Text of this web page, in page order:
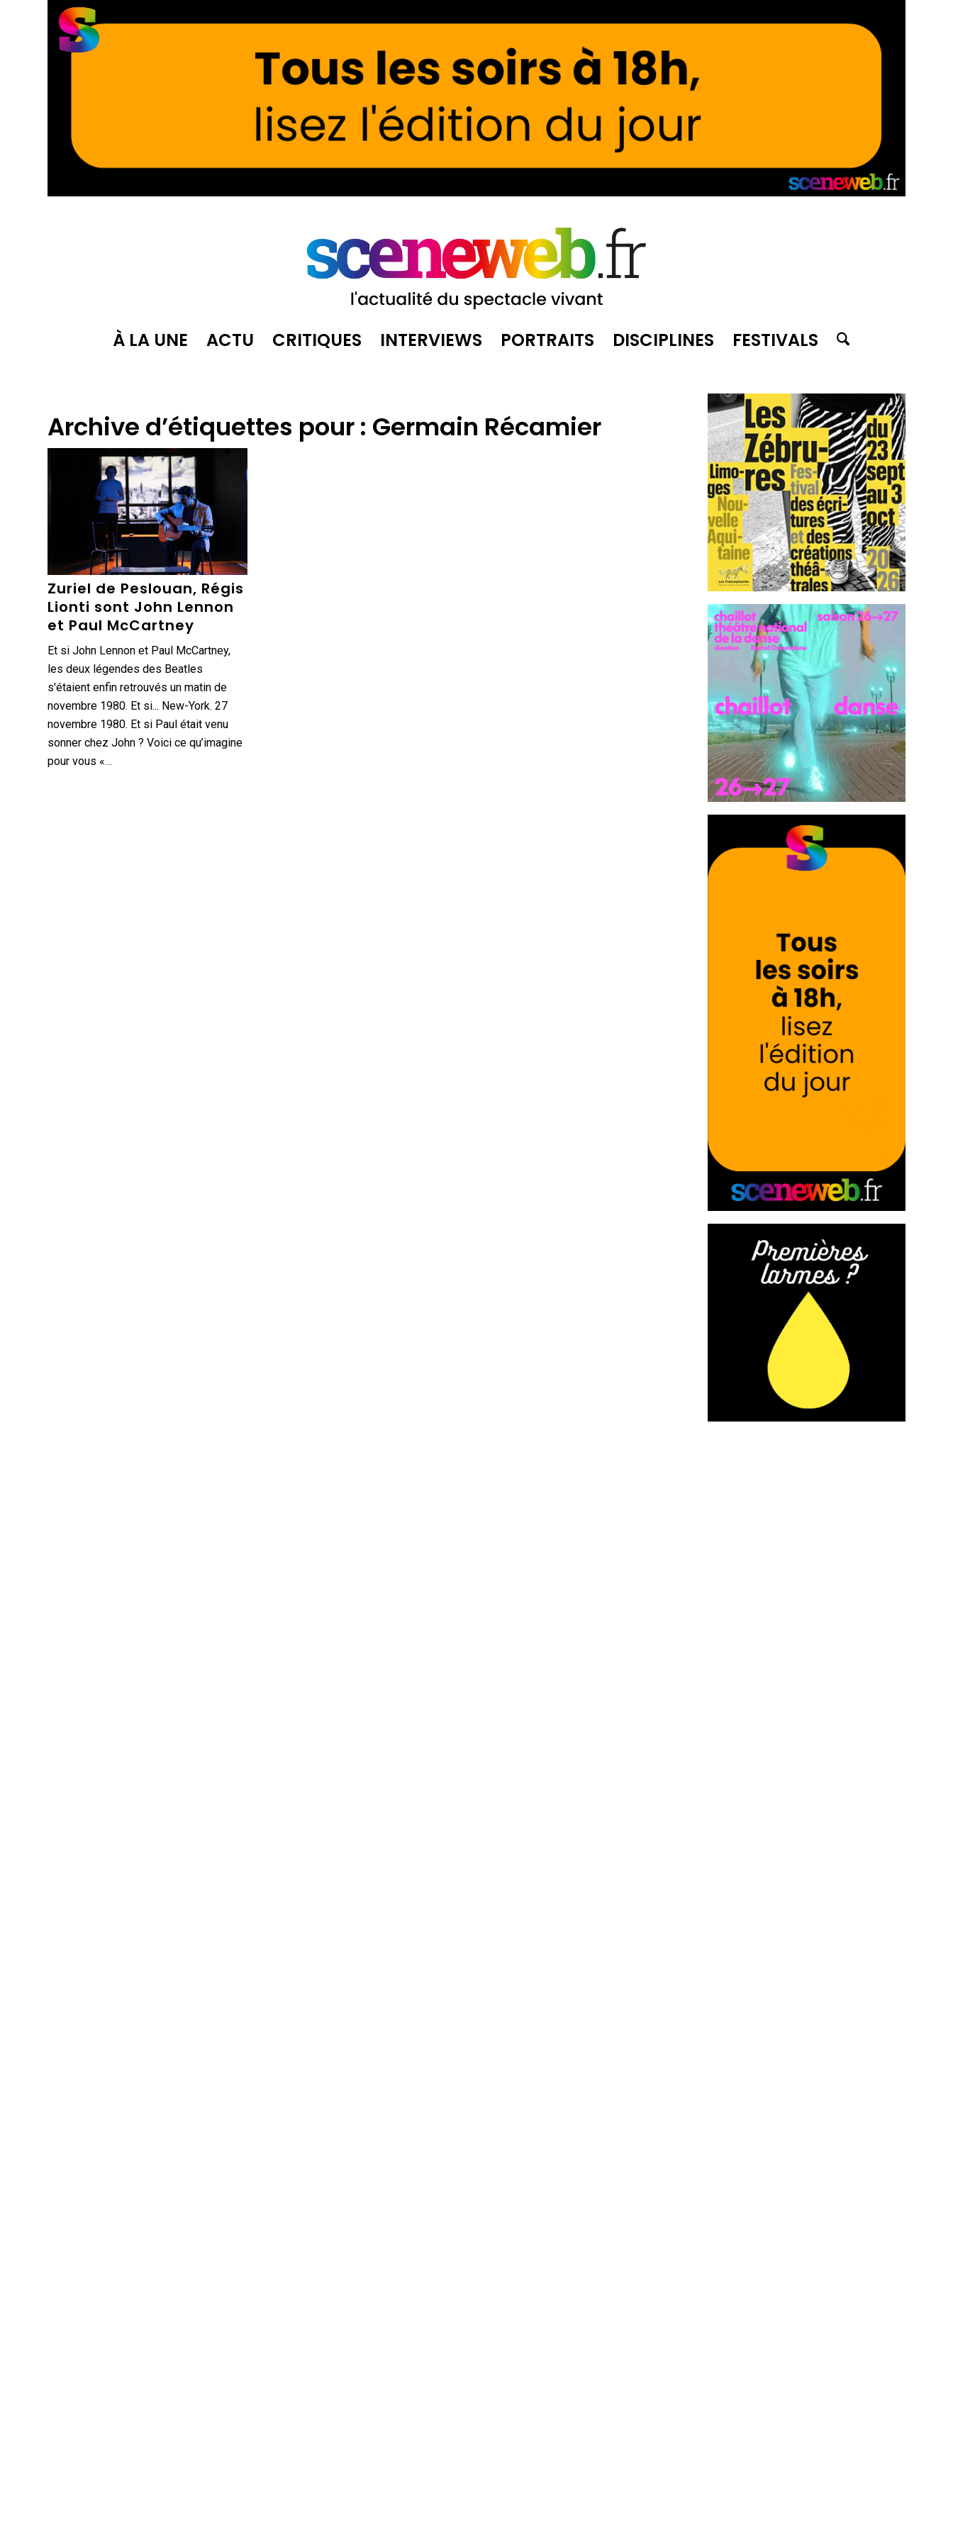
À LA UNE ACTU CRITIQUES INTERVIEWS PORTRAITS DISCIPLINES FESTIVALS
Archive d’étiquettes pour : Germain Récamier
Zuriel de Peslouan, Régis
Lionti sont John Lennon
et Paul McCartney
Et si John Lennon et Paul McCartney,
les deux légendes des Beatles
s'étaient enfin retrouvés un matin de
novembre 1980. Et si... New-York. 27
novembre 1980. Et si Paul était venu
sonner chez John ? Voici ce qu’imagine
pour vous «…